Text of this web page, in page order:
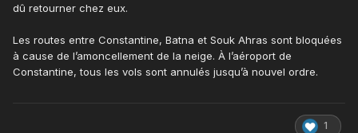
dû retourner chez eux.
Les routes entre Constantine, Batna et Souk Ahras sont bloquées
à cause de l’amoncellement de la neige. À l’aéroport de
Constantine, tous les vols sont annulés jusqu’à nouvel ordre.
1